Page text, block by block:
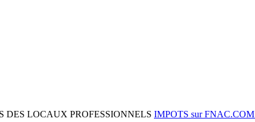
DES LOCAUX PROFESSIONNELS IMPOTS sur FNAC.COM